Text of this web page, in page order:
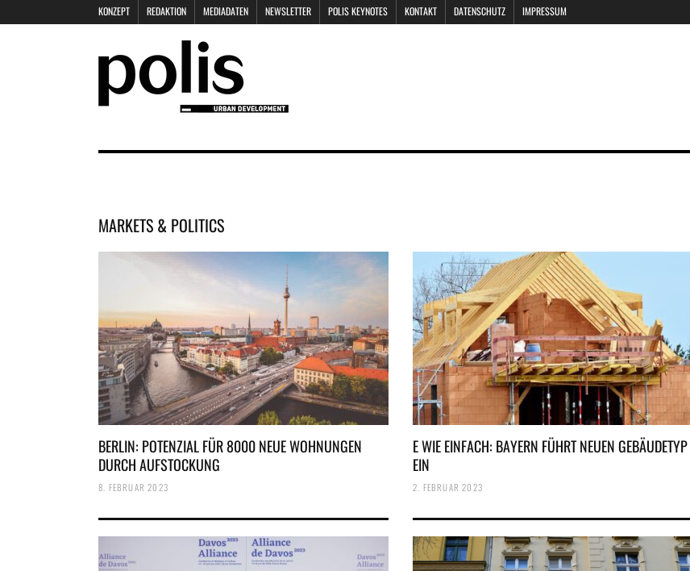
KONZEPT REDAKTION MEDIADATEN NEWSLETTER POLIS KEYNOTES KONTAKT DATENSCHUTZ IMPRESSUM
MARKETS & POLITICS
BERLIN: POTENZIAL FÜR 8000 NEUE WOHNUNGEN
DURCH AUFSTOCKUNG
8. FEBRUAR 2023
E WIE EINFACH: BAYERN FÜHRT NEUEN GEBÄUDETYP
EIN
2. FEBRUAR 2023